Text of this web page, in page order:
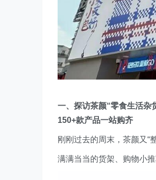
一、探访茶颜“零食生活杂
150+款产品一站购齐
刚刚过去的周末，茶颜又“
满满当当的货架、购物小